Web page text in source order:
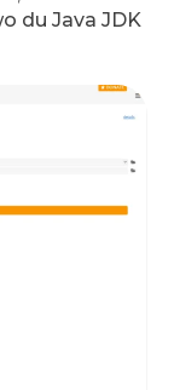
du Java JDK